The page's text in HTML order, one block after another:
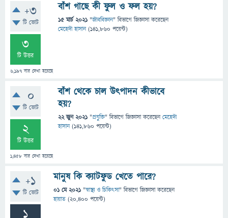
+3
টি ভোট
3
টি উত্তর
6,197 বার দেখা হয়েছে
বাঁশ গাছে কী ফুল ও ফল হয়?
15 মার্চ 2021 "জীববিজ্ঞান" বিভাগে জিজ্ঞাসাকরেছেন
মেহেদী হাসান (141,860 পয়েন্ট)
0
টি ভোট
2
টি উত্তর
1,458 বার দেখা হয়েছে
বাঁশ থেকে চাল উৎপাদন কীভাবে
হয়?
22 জুন 2021 "প্রযুক্তি" বিভাগে জিজ্ঞাসাকরেছেনমেহেদী
হাসান (141,860 পয়েন্ট)
+1
টি ভোট
1
মানুষ কি ক্যাটফুড খেতে পারে?
01 মে 2021 "স্বাস্থ্য ও চিকিৎসা" বিভাগে জিজ্ঞাসাকরেছেন
হায়াত (20,400 পয়েন্ট)